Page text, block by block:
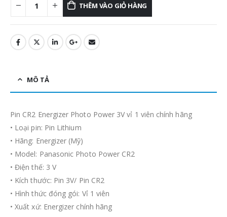
THÊM VÀO GIỎ HÀNG
MÔ TẢ
Pin CR2 Energizer Photo Power 3V vỉ 1 viên chính hãng
• Loại pin: Pin Lithium
• Hãng: Energizer (Mỹ)
• Model: Panasonic Photo Power CR2
• Điện thế: 3 V
• Kích thước: Pin 3V/ Pin CR2
• Hình thức đóng gói: Vỉ 1 viên
• Xuất xứ: Energizer chính hãng